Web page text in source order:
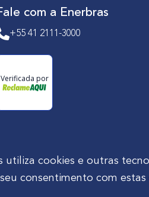
com a Enerbras
+55 41 2111-3000
Verificada por
Materiais Elétricos
utiliza cookies e outras
consentimento com